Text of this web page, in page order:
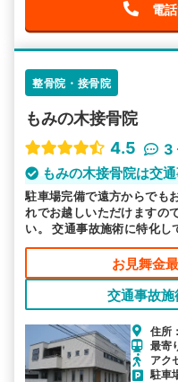
電
整骨院・接骨院
もみの木接骨院
4.5
3
もみの木接骨院は交
駐車場完備で遠方からでも
れでお越しいただけますの
い。 交通事故施術に特化し
ています。お悩み事は経績
お見舞金
交通事故施
住所
最寄
アク
駐車